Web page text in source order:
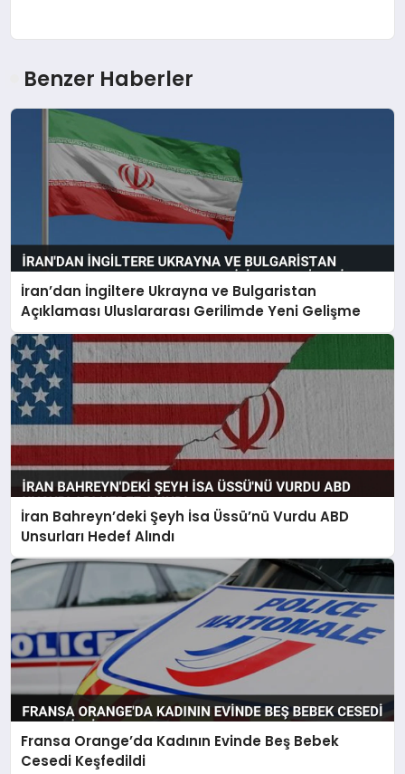
Benzer Haberler
İran’dan İngiltere Ukrayna ve Bulgaristan
Açıklaması Uluslararası Gerilimde Yeni Gelişme
İran Bahreyn’deki Şeyh İsa Üssü’nü Vurdu ABD
Unsurları Hedef Alındı
Fransa Orange’da Kadının Evinde Beş Bebek
Cesedi Keşfedildi